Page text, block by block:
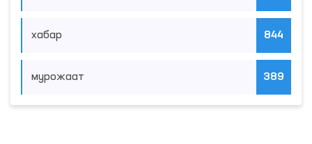
хабар 844
мурожаат 389